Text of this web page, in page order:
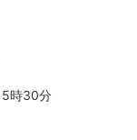
時30分